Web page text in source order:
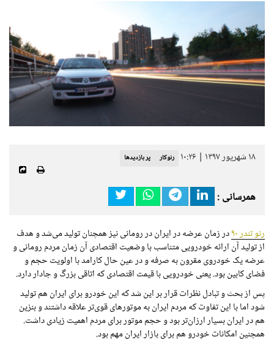
۱۸ شهریور ۱۳۹۷ | ۱۰:۲۶ رنوکار پر بازدیدها
همرسانی :
رنو تندر ۹۰
در زمان عرضه در ایران در رومانی نیز همچنان تولید می‌شد و هدف
از تولید آن ارائه خودرویی متناسب با وضعیت اقتصادی آن زمان مردم رومانی و
عرضه یک خودروی مقرون به صرفه و در عین حال کارامد با اولویت حجم و
فضای کابین بود. یعنی خودرویی با قیمت اقتصادی که اتاقی بزرگ و جادار دارد.
پس از بحث و تبادل نظرات قرار بر این شد که این خودرو برای ایران هم تولید
شود اما با این تفاوت که مردم ایران به موتورهای قوی‌تر علاقه داشتند و بنزین
هم در ایران بسیار ارزان‌تر بود و حجم موتور برای مردم اهمیت زیادی داشت.
همچنین امکانات خودرو هم برای بازار ایران مهم بود.